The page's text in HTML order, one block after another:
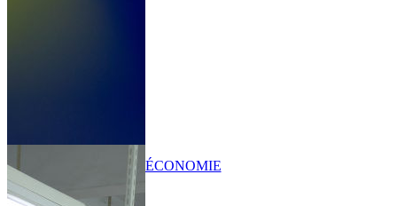
ÉCONOMIE